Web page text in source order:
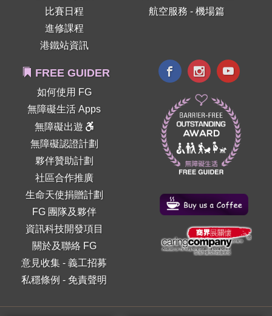
比賽日程
進修課程
港鐵站資訊
航空服務 - 機場篇
FREE GUIDER
如何使用 FG
無障礙生活 Apps
無障礙出遊
無障礙認證計劃
夥伴贊助計劃
社區合作推廣
生命天使捐贈計劃
FG 團隊及夥伴
資訊科技開發項目
關於及聯絡 FG
意見收集 -義工招募
私穩條例 - 免責聲明